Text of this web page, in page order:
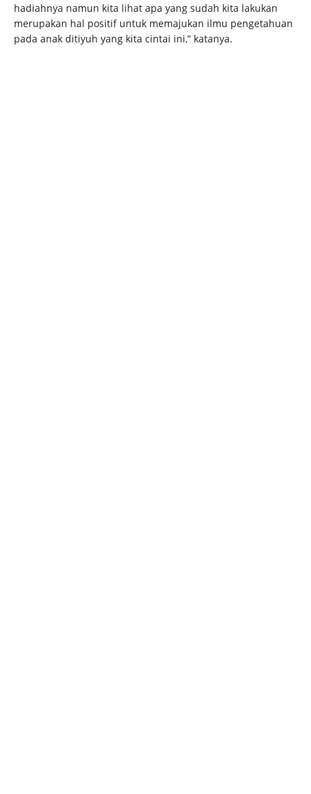
hadiahnya namun kita lihat apa yang sudah kita lakukan
merupakan hal positif untuk memajukan ilmu pengetahuan
pada anak ditiyuh yang kita cintai ini,” katanya.